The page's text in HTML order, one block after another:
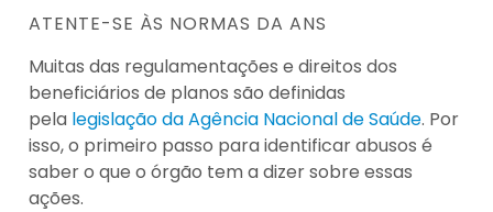
ATENTE-SE ÀS NORMAS DA ANS
Muitas das regulamentações e direitos dos
beneficiários de planos são definidas
pela legislação da Agência Nacional de Saúde. Por
isso, o primeiro passo para identificar abusos é
saber o que o órgão tem a dizer sobre essas
ações.